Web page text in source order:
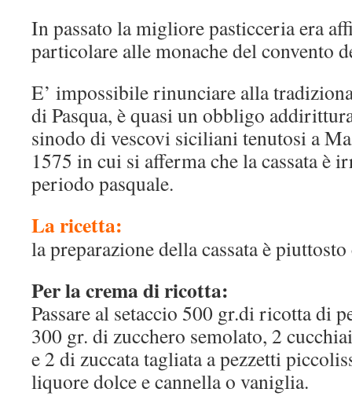
In passato la migliore pasticceria era
particolare alle monache del convento
E’ impossibile rinunciare alla
di Pasqua, è quasi un obbligo
sinodo di vescovi siciliani tenutosi a
1575 in cui si afferma che la cassata è
periodo pasquale.
La ricetta:
la preparazione della cassata è
Per la crema di ricotta:
Passare al setaccio 500 gr.di ricotta di
300 gr. di zucchero semolato, 2
e 2 di zuccata tagliata a pezzetti
liquore dolce e cannella o vaniglia.